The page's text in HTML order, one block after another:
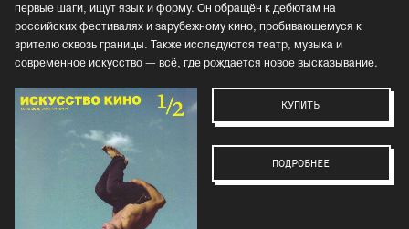
первые шаги, ищут язык и форму. Он обращён к дебютам на
российских фестивалях и зарубежному кино, пробивающемуся к
зрителю сквозь границы. Также исследуются театр, музыка и
современное искусство — всё, где рождается новое высказывание.
КУПИТЬ
ПОДРОБНЕЕ